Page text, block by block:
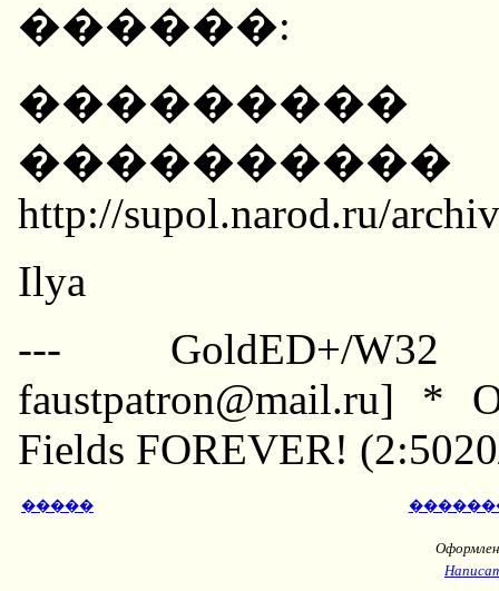
������:
http://supol.narod.ru/
Ilya
--- GoldED+/W32
faustpatron@mail.ru] *
Fields FOREVER!
�����